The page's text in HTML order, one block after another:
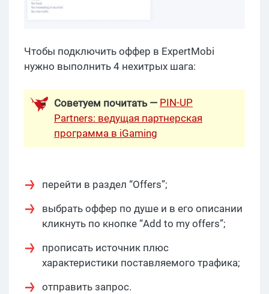
Чтобы подключить оффер в ExpertMobi
нужно выполнить 4 нехитрых шага:
Советуем почитать — PIN-UP
Partners: ведущая партнерская
программа в iGaming
перейти в раздел “Offers”;
выбрать оффер по душе и в его описании
кликнуть по кнопке “Add to my offers”;
прописать источник плюс
характеристики поставляемого трафика;
отправить запрос.